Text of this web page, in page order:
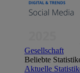
Gesellschaft
Beliebte
Aktuelle